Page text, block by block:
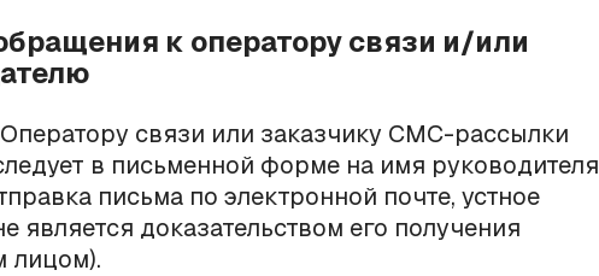
к оператору связи и/или
связи или заказчику СМС-рассылки
в письменной форме на имя руководителя
письма по электронной почте, устное
является доказательством его получения
лицом).